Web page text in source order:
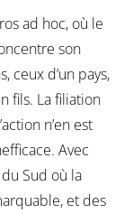
ad hoc, où le
son
ceux d’un pays,
fils. La filiation
n’en est
Avec
Sud où la
et des